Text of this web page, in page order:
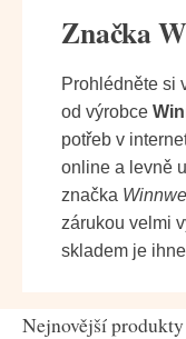
Značka
Prohlédněte si
od výrobce
potřeb v
online a levně
značka
zárukou velmi
skladem je
Nejnovější